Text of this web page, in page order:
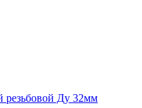
резьбовой Ду 32мм